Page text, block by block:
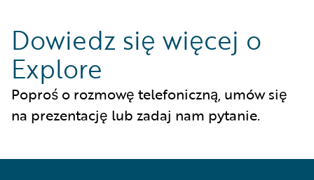
Dowiedz się więcej o
Explore
Poproś o rozmowę telefoniczną, umów się
na prezentację lub zadaj nam pytanie.